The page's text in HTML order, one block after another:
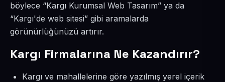
böylece “Kargı Kurumsal Web Tasarım” ya da
“Kargı'de web sitesi” gibi aramalarda
görünürlüğünüzü artırır.
Kargı Firmalarına Ne Kazandırır?
Kargı ve mahallelerine göre yazılmış yerel içerik